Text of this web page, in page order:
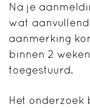
Na je
wat
aanmerking
binnen 2
toegestuurd.
Het onderzoek